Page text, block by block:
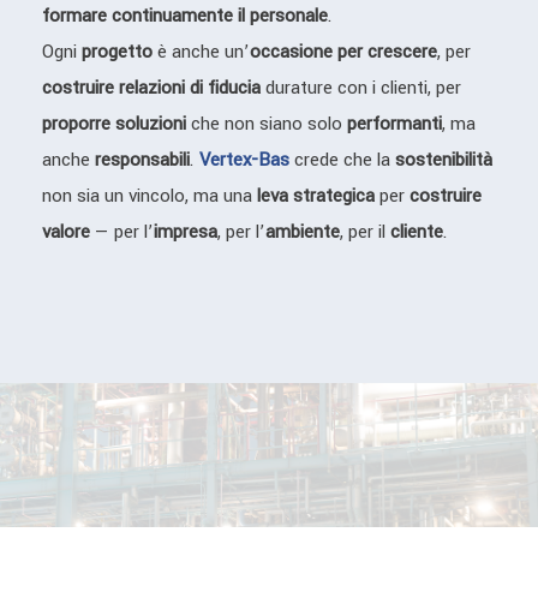
formare continuamente il personale.
Ogniprogettoè anche un’occasione per crescere, per
costruire relazioni di fiduciadurature con i clienti, per
proporre soluzioniche non siano solo performanti, ma
anche responsabili. Vertex-Bascrede che lasostenibilità
non sia un vincolo, ma unaleva strategicapercostruire
valore — per l’impresa, per l’ambiente, per ilcliente.